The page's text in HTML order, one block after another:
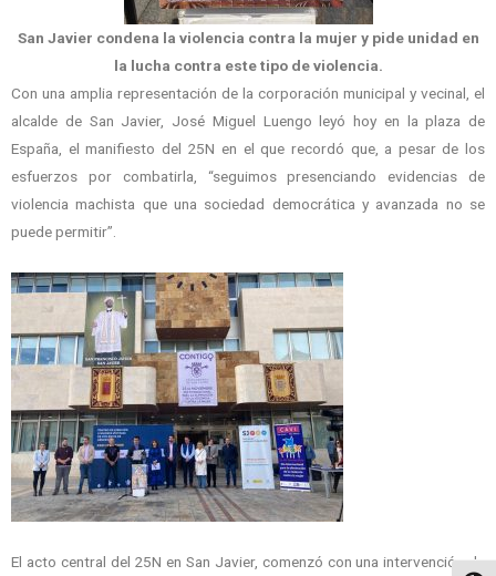
San Javier condena la violencia contra la mujer y pide unidad en
la lucha contra este tipo de violencia.
Con una amplia representación de la corporación municipal y vecinal, el
alcalde de San Javier, José Miguel Luengo leyó hoy en la plaza de
España, el manifiesto del 25N en el que recordó que, a pesar de los
esfuerzos por combatirla, “seguimos presenciando evidencias de
violencia machista que una sociedad democrática y avanzada no se
puede permitir”.
El acto central del 25N en San Javier, comenzó con una intervención de